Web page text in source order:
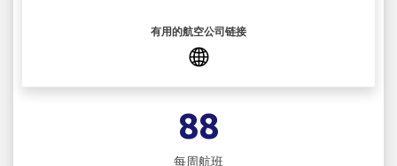
有用的航空公司链接
88
每周航班